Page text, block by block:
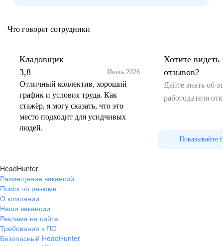
Что говорят сотрудники
Кладовщик
3,8
Июль 2026
Отличный коллектив, хороший
график и условия труда. Как
стажёр, я могу сказать, что это
место подходит для усидчивых
людей.
Хотите видеть
отзывов?
Дайте знать об
работодателя
Показывайте
HeadHunter
Размещение вакансий
Поиск по резюме
О компании
Наши вакансии
Реклама на сайте
Требования к ПО
Безопасный HeadHunter